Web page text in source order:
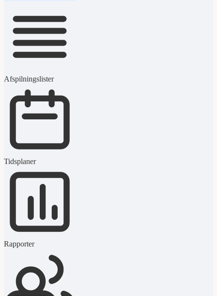
Afspilningslister
Tidsplaner
Rapporter